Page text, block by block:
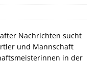
Nachrichten sucht
und Mannschaft
in der